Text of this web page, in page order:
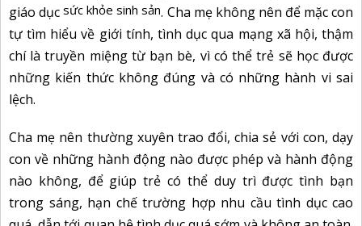
giáo dục sức khỏe sinh sản. Cha mẹ không nên để mặc con
tự tìm hiểu về giới tính, tình dục qua mạng xã hội, thậm
chí là truyền miệng từ bạn bè, vì có thể trẻ sẽ học được
những kiến thức không đúng và có những hành vi sai
lệch.
Cha mẹ nên thường xuyên trao đổi, chia sẻ với con, dạy
con về những hành động nào được phép và hành động
nào không, để giúp trẻ có thể duy trì được tình bạn
trong sáng, hạn chế trường hợp nhu cầu tình dục cao